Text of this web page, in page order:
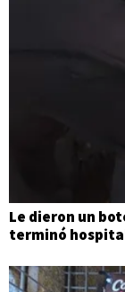
Le dieron un
terminó